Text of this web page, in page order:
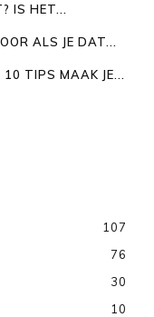
IS HET...
ALS JE DAT...
TIPS MAAK JE...
107
76
30
10